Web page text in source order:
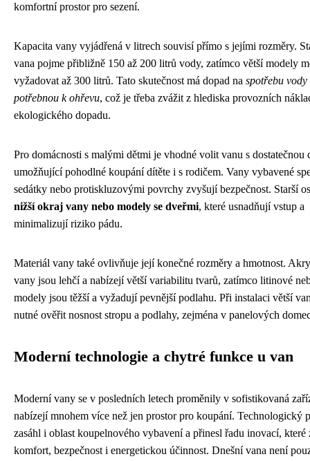
komfortní prostor pro sezení.
Kapacita vany vyjádřená v litrech souvisí přímo s jejími rozměry.
vana pojme přibližně 150 až 200 litrů vody, zatímco větší modely
vyžadovat až 300 litrů. Tato skutečnost má dopad na spotřebu
potřebnou k ohřevu, což je třeba zvážit z hlediska provozních
ekologického dopadu.
Pro domácnosti s malými dětmi je vhodné volit vanu s dostatečnou
umožňující pohodlné koupání dítěte i s rodičem. Vany vybavené
sedátky nebo protiskluzovými povrchy zvyšují bezpečnost. Starší
nižší okraj vany nebo modely se dveřmi, které usnadňují vstup a
minimalizují riziko pádu.
Materiál vany také ovlivňuje její konečné rozměry a hmotnost.
vany jsou lehčí a nabízejí větší variabilitu tvarů, zatímco litinové
modely jsou těžší a vyžadují pevnější podlahu. Při instalaci větší
nutné ověřit nosnost stropu a podlahy, zejména v panelových
Moderní technologie a chytré funkce u van
Moderní vany se v posledních letech proměnily v sofistikovaná
nabízejí mnohem více než jen prostor pro koupání. Technologický
zasáhl i oblast koupelnového vybavení a přinesl řadu inovací, které
komfort, bezpečnost i energetickou účinnost. Dnešní vana není